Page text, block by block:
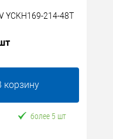
YCKH169-214-48T
корзину
более 5 шт